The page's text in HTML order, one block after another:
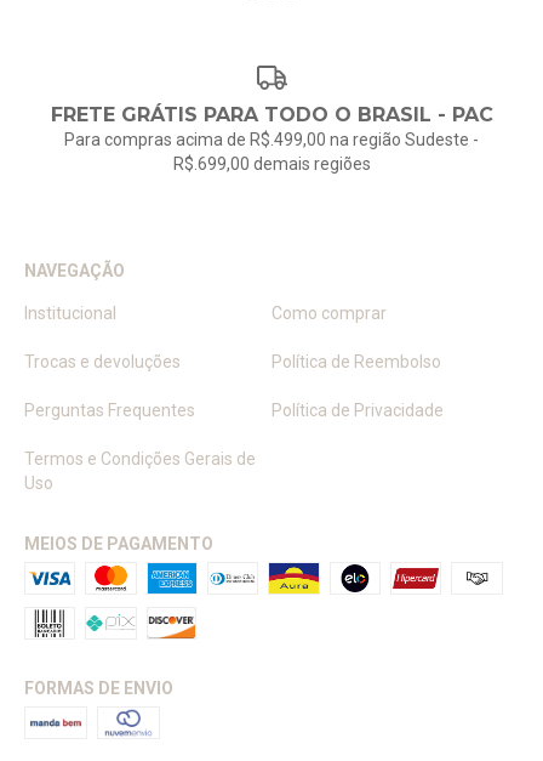
FRETE GRÁTIS PARA TODO O BRASIL - PAC
Para compras acima de R$.499,00 na região Sudeste -
R$.699,00 demais regiões
NAVEGAÇÃO
Institucional Como comprar
Trocas e devoluções Política de Reembolso
Perguntas Frequentes Política de Privacidade
Termos e Condições Gerais de
Uso
MEIOS DE PAGAMENTO
FORMAS DE ENVIO